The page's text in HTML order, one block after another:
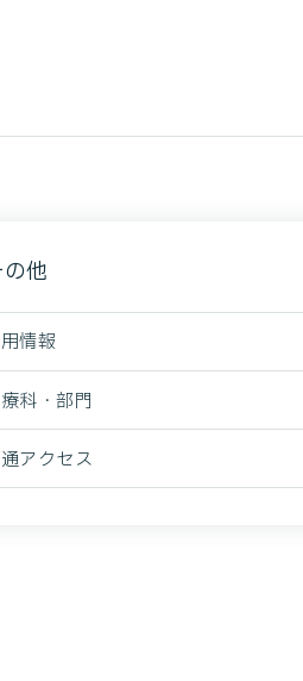
他
情報
科・部門
アクセス